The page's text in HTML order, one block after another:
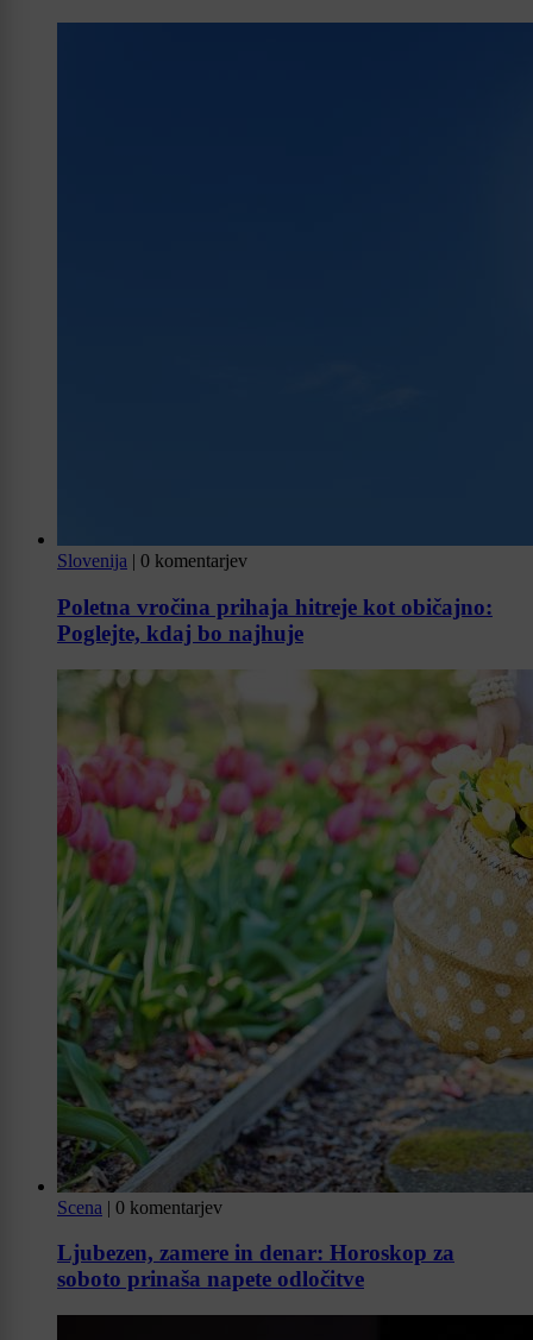
Slovenija | 0 komentarjev
Poletna vročina prihaja hitreje kot običajno:
Poglejte, kdaj bo najhuje
Scena | 0 komentarjev
Ljubezen, zamere in denar: Horoskop za
soboto prinaša napete odločitve